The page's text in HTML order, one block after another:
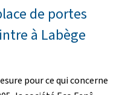
de portes
à Labège
pour ce qui concerne